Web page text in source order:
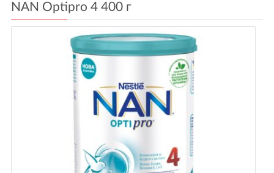
NAN Optipro 4 400 г